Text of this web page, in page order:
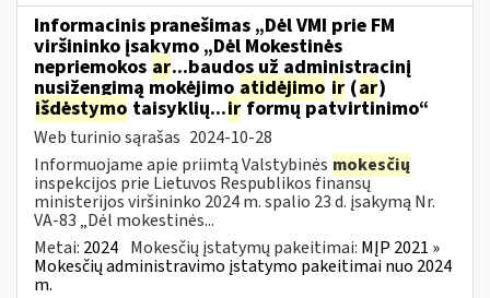
Informacinis pranešimas „Dėl VMI prie FM
viršininko įsakymo „Dėl Mokestinės
nepriemokos ar...baudos už administracinį
nusižengimą mokėjimo atidėjimo ir (ar)
išdėstymo taisyklių...irformų patvirtinimo“
Web turinio sąrašas 2024-10-28
Informuojame apie priimtą Valstybinės mokesčių
inspekcijos prie Lietuvos Respublikos finansų
ministerijos viršininko 2024 m. spalio 23 d. įsakymą Nr.
VA-83 „Dėl mokestinės...
Metai: 2024 Mokesčių įstatymų pakeitimai: MĮP 2021 »
Mokesčių administravimo įstatymo pakeitimai nuo 2024
m.